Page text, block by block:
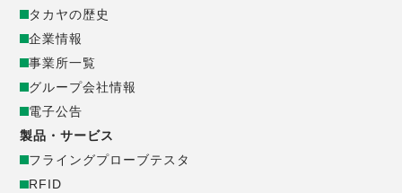
ー
ポ
レ
ー
タカヤの歴史
企業情報
事業所一覧
グループ会社情報
電子公告
製品・サービス
フライングプローブテスタ
RFID